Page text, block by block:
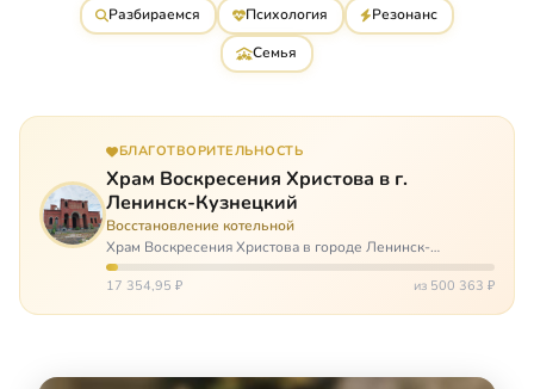
Разбираемся
Психология
Резонанс
Семья
БЛАГОТВОРИТЕЛЬНОСТЬ
Храм Воскресения Христова в г.
Ленинск-Кузнецкий
Восстановление котельной
Храм Воскресения Христова в городе Ленинск-
Кузнецкий в Кемеровской области – совсем новый, он
открылся всего 20 назад. И сейчас храм может вообще
17 354,95 ₽ из 500 363 ₽